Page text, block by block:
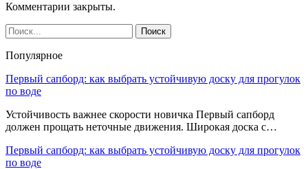
Комментарии закрыты.
Популярное
Первый сапборд: как выбрать устойчивую доску для прогулок
по воде
Устойчивость важнее скорости новичка Первый сапборд
должен прощать неточные движения. Широкая доска с…
Первый сапборд: как выбрать устойчивую доску для прогулок
по воде